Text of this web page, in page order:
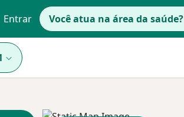
Entrar Você atua na área da saúde?